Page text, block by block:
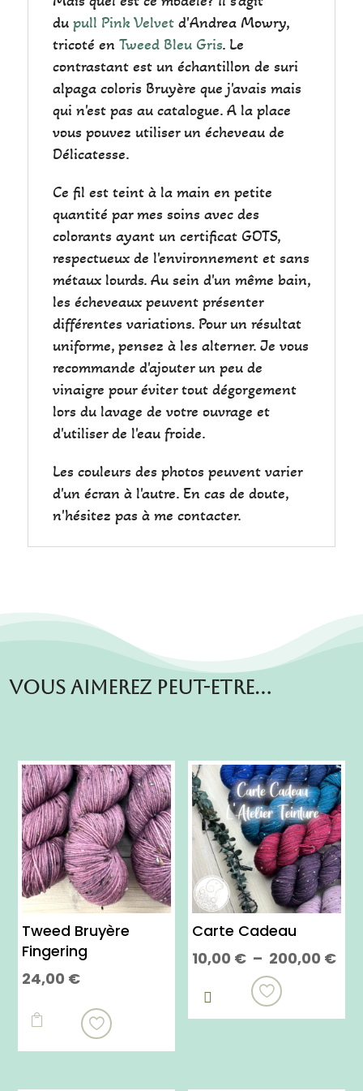
du pull Pink Velvetd'Andrea Mowry,
tricoté en Tweed Bleu Gris. Le
contrastant est un échantillon de suri
alpaga coloris Bruyère que j'avais mais
qui n'est pas au catalogue. A la place
vous pouvez utiliser un écheveau de
Délicatesse.
Ce fil est teint à la main en petite
quantité par mes soins avec des
colorants ayant un certificat GOTS,
respectueux de l'environnement et sans
métaux lourds. Au sein d'un même bain,
les écheveaux peuvent présenter
différentes variations. Pour un résultat
uniforme, pensez à les alterner. Je vous
recommande d'ajouter un peu de
vinaigre pour éviter tout dégorgement
lors du lavage de votre ouvrage et
d'utiliser de l'eau froide.
Les couleurs des photos peuvent varier
d'un écran à l'autre. En cas de doute,
n'hésitez pas à me contacter.
Vous aimerez peut-etre…
Tweed Bruyère
Fingering
24,00 €

produit
Carte Cadeau
10,00 € – 200,00 €

produit
a